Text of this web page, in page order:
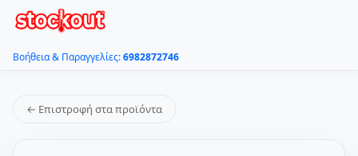
Βοήθεια & Παραγγελίες:6982872746
← Επιστροφή στα προϊόντα